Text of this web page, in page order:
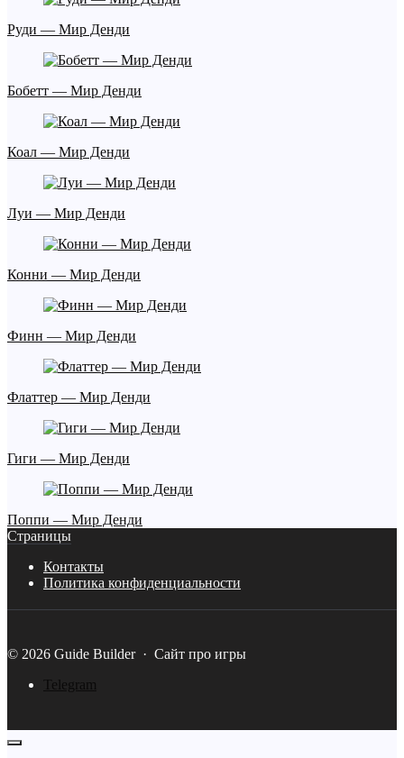
Руди — Мир Денди
Бобетт — Мир Денди
Коал — Мир Денди
Луи — Мир Денди
Конни — Мир Денди
Финн — Мир Денди
Флаттер — Мир Денди
Гиги — Мир Денди
Поппи — Мир Денди
Страницы
Контакты
Политика конфиденциальности
© 2026 Guide Builder· Сайт про игры
Telegram